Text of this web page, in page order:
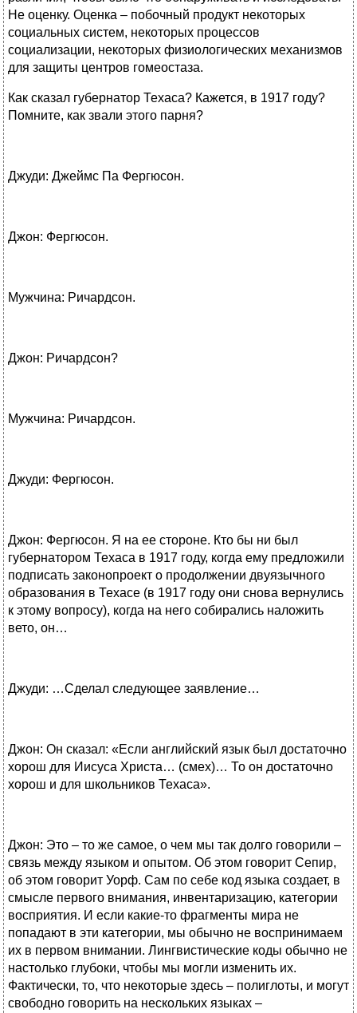
Не оценку. Оценка – побочный продукт некоторых
социальных систем, некоторых процессов
социализации, некоторых физиологических механизмов
для защиты центров гомеостаза.
Как сказал губернатор Техаса? Кажется, в 1917 году?
Помните, как звали этого парня?
Джуди: Джеймс Па Фергюсон.
Джон: Фергюсон.
Мужчина: Ричардсон.
Джон: Ричардсон?
Мужчина: Ричардсон.
Джуди: Фергюсон.
Джон: Фергюсон. Я на ее стороне. Кто бы ни был
губернатором Техаса в 1917 году, когда ему предложили
подписать законопроект о продолжении двуязычного
образования в Техасе (в 1917 году они снова вернулись
к этому вопросу), когда на него собирались наложить
вето, он…
Джуди: …Сделал следующее заявление…
Джон: Он сказал: «Если английский язык был достаточно
хорош для Иисуса Христа… (смех)… То он достаточно
хорош и для школьников Техаса».
Джон: Это – то же самое, о чем мы так долго говорили –
связь между языком и опытом. Об этом говорит Сепир,
об этом говорит Уорф. Сам по себе код языка создает, в
смысле первого внимания, инвентаризацию, категории
восприятия. И если какие-то фрагменты мира не
попадают в эти категории, мы обычно не воспринимаем
их в первом внимании. Лингвистические коды обычно не
настолько глубоки, чтобы мы могли изменить их.
Фактически, то, что некоторые здесь – полиглоты, и могут
свободно говорить на нескольких языках –